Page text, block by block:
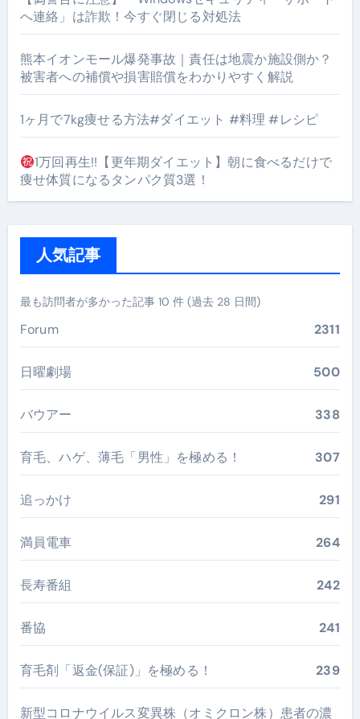
へ連絡」は詐欺！今すぐ閉じる対処法
熊本イオンモール爆発事故｜責任は地震か施設側か？
被害者への補償や損害賠償をわかりやすく解説
1ヶ月で7kg痩せる方法#ダイエット #料理 #レシピ
1万回再生!!【更年期ダイエット】朝に食べるだけで
痩せ体質になるタンパク質3選！
人気記事
最も訪問者が多かった記事 10 件 (過去 28 日間)
Forum 2311
日曜劇場 500
バウアー 338
育毛、ハゲ、薄毛「男性」を極める！ 307
追っかけ 291
満員電車 264
長寿番組 242
番協 241
育毛剤「返金(保証)」を極める！ 239
新型コロナウイルス変異株（オミクロン株）患者の濃